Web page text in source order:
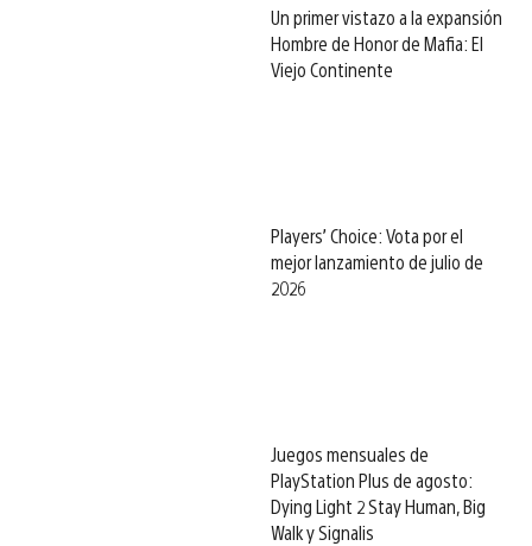
Un primer vistazo a la expansión
Hombre de Honor de Mafia: El
Viejo Continente
Players’ Choice: Vota por el
mejor lanzamiento de julio de
2026
Juegos mensuales de
PlayStation Plus de agosto:
Dying Light 2 Stay Human, Big
Walk y Signalis